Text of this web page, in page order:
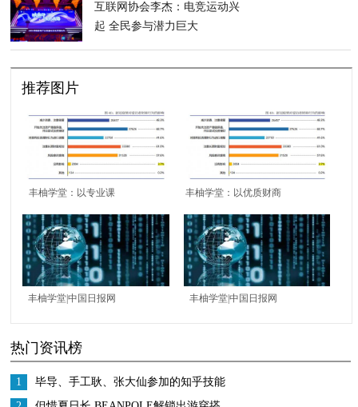
互联网协会李杰：电竞运动兴
起 全民参与潜力巨大
推荐图片
丰柚学堂：以专业课
程，助力国民财商素养
提高
丰柚学堂：以优质财商
课，助力国民分享经济
增长红利
丰柚学堂|中国日报网
惠及全球经济
丰柚学堂|中国日报网
热门资讯榜
1
毕导、手工耿、张大仙参加的知乎技能
研究所是什么？